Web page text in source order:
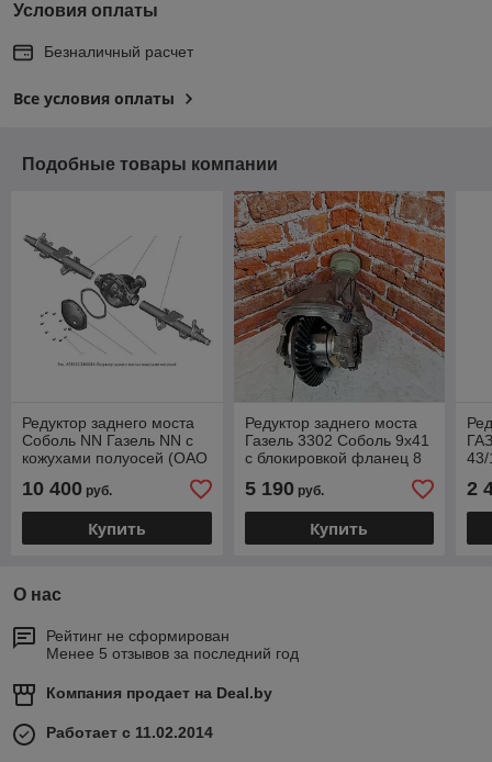
Условия оплаты
Безналичный расчет
Все условия оплаты
Подобные товары компании
Редуктор заднего моста
Соболь NN Газель NN с
кожухами полуосей (ОАО
10 400 руб.
Купить
Редуктор заднего моста
Газель 3302 Соболь 9х41
с блокировкой фланец 8
32217-2402010-80
5 190руб.
Купить
43/
2
О нас
Рейтинг не сформирован
Менее 5 отзывов за последний год
Компания продает на Deal.by
Работает с 11.02.2014